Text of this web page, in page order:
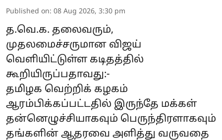
Published on: 08 Aug 2026, 3:30 pm
த.வெ.க. தலைவரும்,
முதலமைச்சருமான விஜய்
வெளியிட்டுள்ள கடிதத்தில்
கூறியிருப்பதாவது:-
தமிழக வெற்றிக் கழகம்
ஆரம்பிக்கப்பட்டதில் இருந்தே மக்கள்
தன்னெழுச்சியாகவும் பெருந்திரளாகவும்
தங்களின் ஆதரவை அளித்து வருவதை